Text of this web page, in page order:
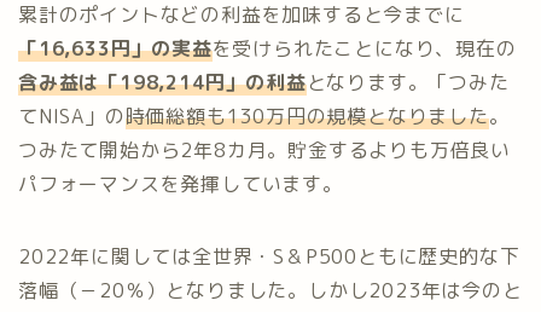
累計のポイントなどの利益を加味すると今までに
「16,633円」の実益を受けられたことになり、現在の
含み益は「198,214円」の利益となります。「つみた
てNISA」の時価総額も130万円の規模となりました。
つみたて開始から2年8カ月。貯金するよりも万倍良い
パフォーマンスを発揮しています。
2022年に関しては全世界・S＆P500ともに歴史的な下
落幅（－20％）となりました。しかし2023年は今のと